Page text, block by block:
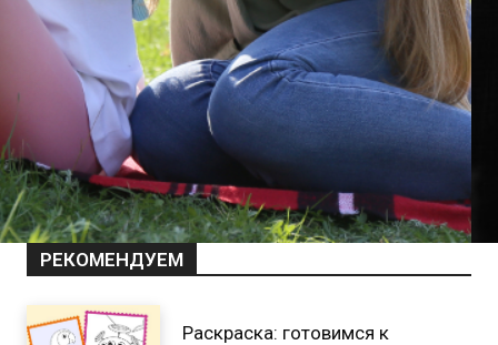
РЕКОМЕНДУЕМ
Раскраска: готовимся к